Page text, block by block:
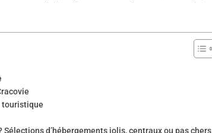
touristique
Sélections d’hébergements jolis, centraux ou pas chers